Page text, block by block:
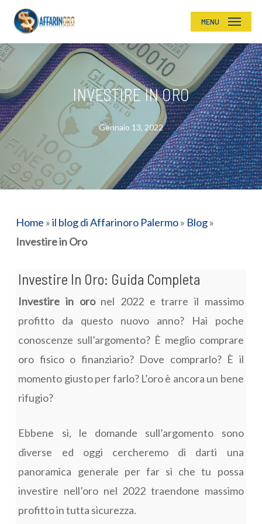
Skip
main
content
MENU
INVESTIRE IN ORO
Gennaio 13, 2022
Home »il blog di Affarinoro Palermo» Blog»
Investire in Oro
Investire In Oro: Guida Completa
Investire in oronel 2022 e trarre il massimo
profitto da questo nuovo anno? Hai poche
conoscenze sull’argomento? È meglio comprare
oro fisico o finanziario? Dove comprarlo? È il
momento giusto per farlo? L’oro è ancora un bene
rifugio?
Ebbene sì, le domande sull’argomento sono
diverse ed oggi cercheremo di darti una
panoramica generale per far sì che tu possa
investire nell’oro nel 2022 traendone massimo
profitto in tutta sicurezza.